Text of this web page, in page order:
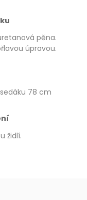
pěna.
úpravou.
78 cm
židlí.